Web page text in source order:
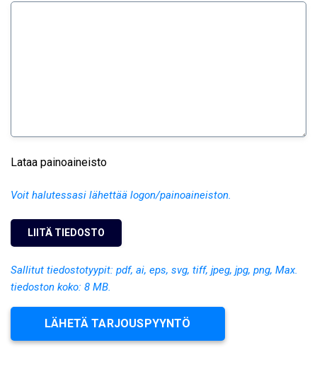
Lataa painoaineisto
Voit halutessasi lähettää logon/painoaineiston.
Sallitut tiedostotyypit: pdf, ai, eps, svg, tiff, jpeg, jpg, png, Max.
tiedoston koko: 8 MB.
LÄHETÄ TARJOUSPYYNTÖ